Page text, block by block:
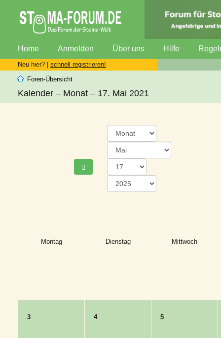
Home Anmelden Über uns Hilfe
Neu hier? | schnell registrieren!
Foren-Übersicht
Kalender – Monat – 17. Mai 2021
Montag Dienstag Mittwoch
3 4 5